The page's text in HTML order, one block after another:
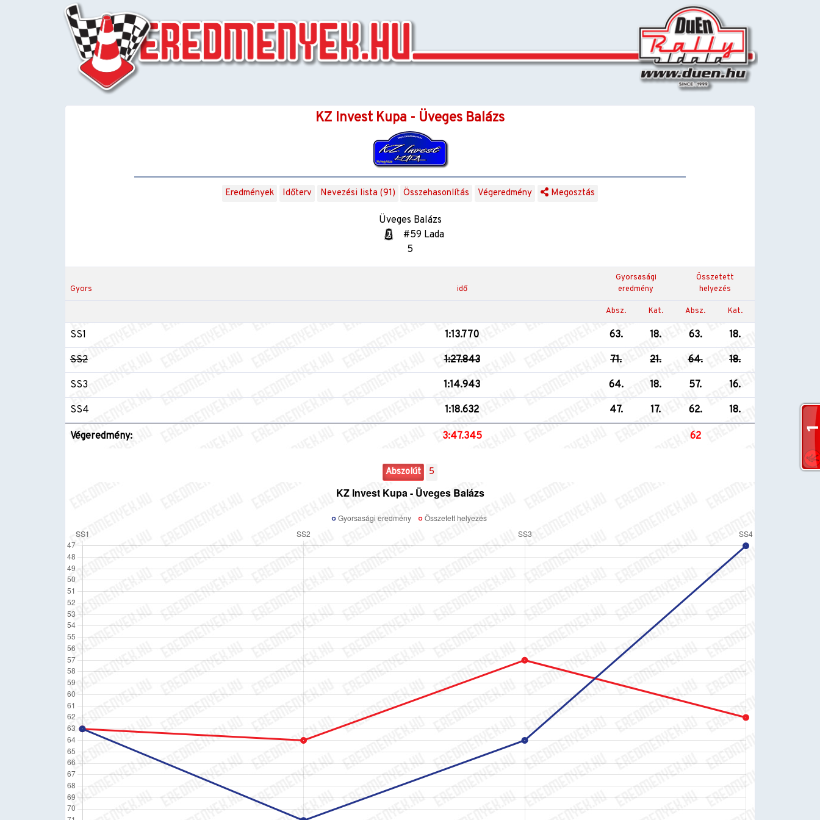
KZ Invest Kupa - Üveges Balázs
Eredmények Időterv Nevezési lista (91) Összehasonlítás Végeredmény Megosztás
Üveges Balázs
#59 Lada
5
Gyors idő
Gyorsasági
eredmény
Összetett
helyezés
Absz. Kat. Absz. Kat.
SS1 1:13.770 63. 18. 63. 18.
SS2 1:27.843 71. 21. 64. 18.
SS3 1:14.943 64. 18. 57. 16.
SS4 1:18.632 47. 17. 62. 18.
Végeredmény: 3:47.345 62
Abszolút 5